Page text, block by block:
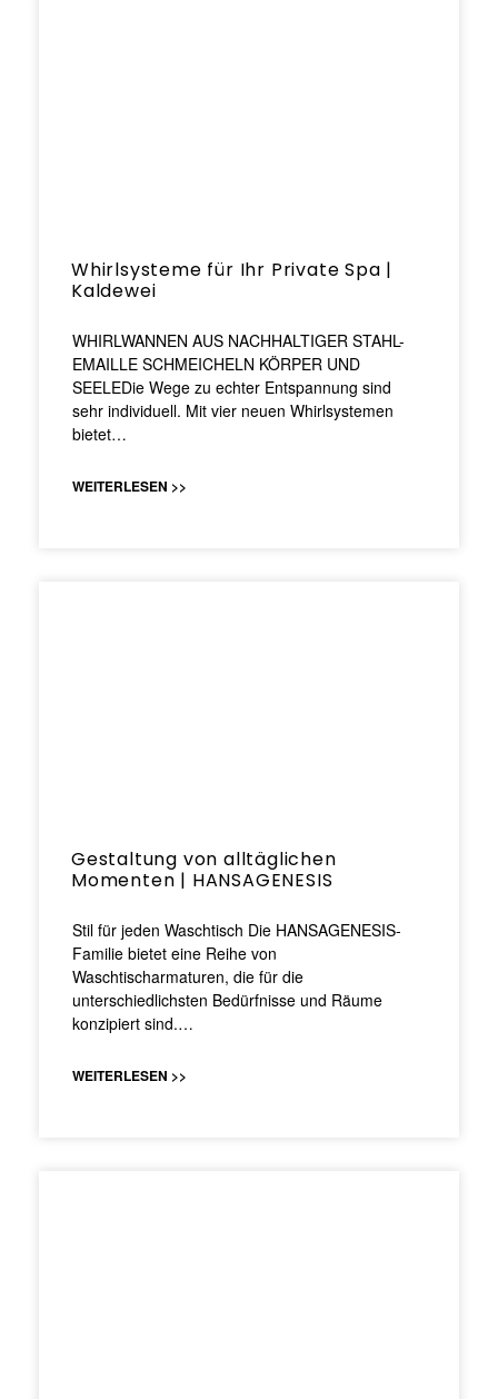
Whirlsysteme für Ihr Private Spa |
Kaldewei
WHIRLWANNEN AUS NACHHALTIGER STAHL-
EMAILLE SCHMEICHELN KÖRPER UND
SEELEDie Wege zu echter Entspannung sind
sehr individuell. Mit vier neuen Whirlsystemen
bietet…
WEITERLESEN >>
Gestaltung von alltäglichen
Momenten | HANSAGENESIS
Stil für jeden Waschtisch Die HANSAGENESIS-
Familie bietet eine Reihe von
Waschtischarmaturen, die für die
unterschiedlichsten Bedürfnisse und Räume
konzipiert sind.…
WEITERLESEN >>